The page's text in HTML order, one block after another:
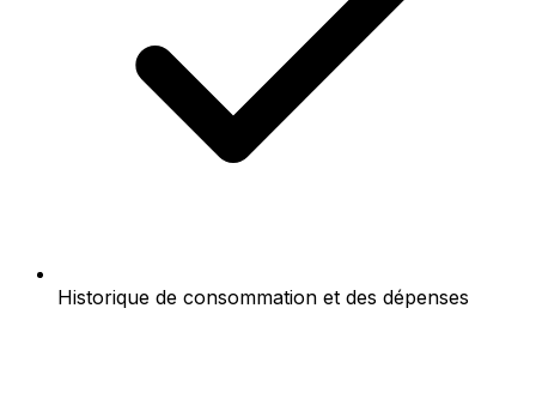
Historique de consommation et des dépenses